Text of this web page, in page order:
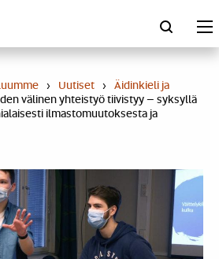
› Uutiset › Äidinkieli ja
välinen yhteistyö tiivistyy – syksyllä
ilmastomuutoksesta ja